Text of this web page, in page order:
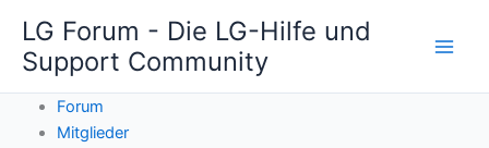
Inhalt
springen
LG Forum - Die LG-Hilfe und
Support Community
Forum
Mitglieder